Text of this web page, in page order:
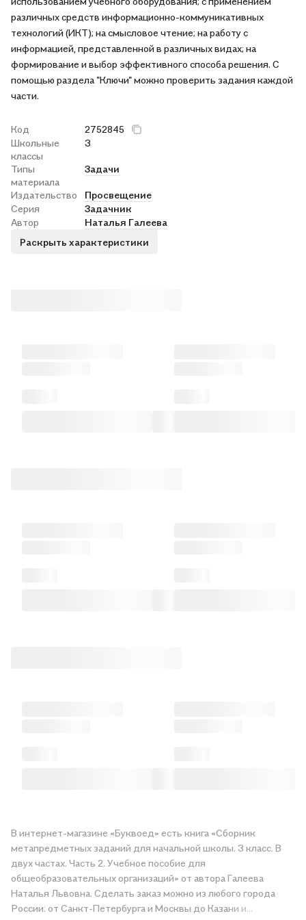
различных средств информационно-коммуникативных
технологий (ИКТ); на смысловое чтение; на работу с
информацией, представленной в различных видах; на
формирование и выбор эффективного способа решения. С
помощью раздела "Ключи" можно проверить задания каждой
части.
Код
2752845
Школьные
классы
3
Типы
материала
Задачи
Издательство
Просвещение
Серия
Задачник
Автор
Наталья Галеева
Раскрыть характеристики
В интернет-магазине «Буквоед» есть книга «Сборник
метапредметных заданий для начальной школы. 3 класс. В
двух частах. Часть 2. Учебное пособие для
общеобразовательных организаций» от автора Галеева
Наталья Львовна. Сделать заказ можно из любого города
России: от Санкт-Петербурга и Москвы до Казани и